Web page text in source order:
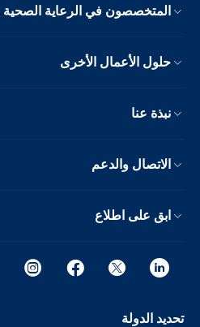
المتخصصون في الرعاية الصحية
حلول الأعمال الأخرى
نبذة عنا
الاتصال والدعم
ابق على اطلاع
تحديد الدولة